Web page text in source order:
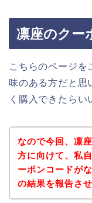
凛座のクー
こちらのページを
味のある方だと思
く購入できたらい
なので今回、凛
方に向けて、私
ーポンコードが
の結果を報告さ